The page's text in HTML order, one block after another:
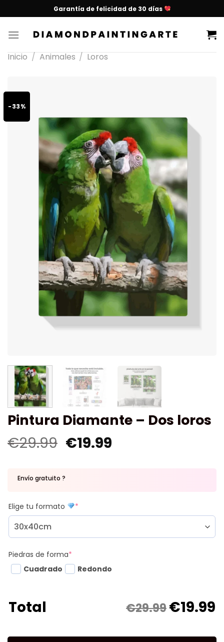
Garantía de felicidad de 30 días
Inicio / Animales / Loros
-33%
Pintura Diamante – Dos loros
€29.99 €19.99
Envío gratuito ?
Elige tu formato *
Piedras de forma*
Cuadrado
Redondo
Total €29.99€19.99